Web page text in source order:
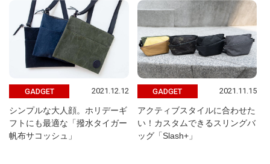
GADGET 2021.12.12
シンプルな大人顔。ホリデーギ
フトにも最適な「撥水タイガー
帆布サコッシュ」
GADGET 2021.11.15
アクティブスタイルに合わせた
い！カスタムできるスリングバ
ッグ「Slash+」